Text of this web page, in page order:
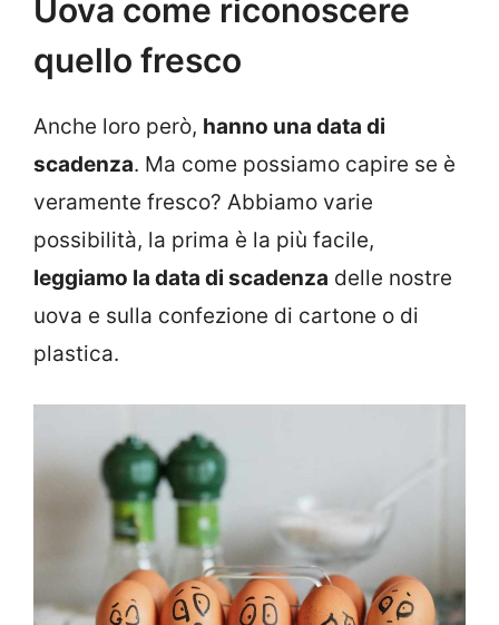
Uova come riconoscere
quello fresco
Anche loro però, hanno una data di
scadenza. Ma come possiamo capire se è
veramente fresco? Abbiamo varie
possibilità, la prima è la più facile,
leggiamo la data di scadenza delle nostre
uova e sulla confezione di cartone o di
plastica.